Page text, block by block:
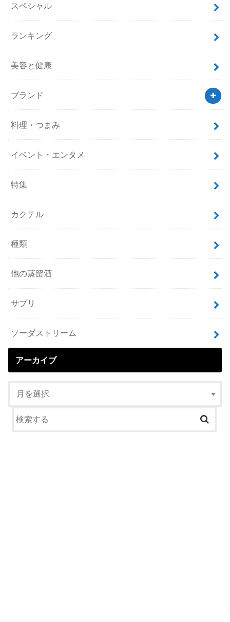
スペシャル
ランキング
美容と健康
ブランド
料理・つまみ
イベント・エンタメ
特集
カクテル
種類
他の蒸留酒
サプリ
ソーダストリーム
アーカイブ